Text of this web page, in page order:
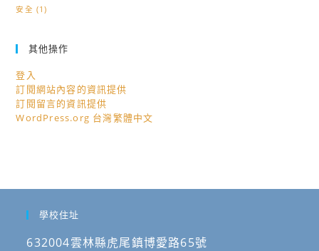
安全 (1)
其他操作
登入
訂閱網站內容的資訊提供
訂閱留言的資訊提供
WordPress.org 台灣繁體中文
學校住址
632004雲林縣虎尾鎮博愛路65號